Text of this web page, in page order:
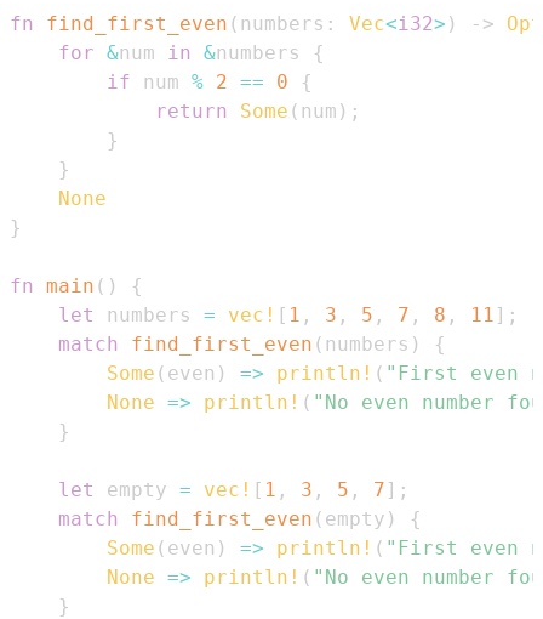
fn find_first_even ( numbers : Vec<i32> ) ->
for &num in &numbers
{
if num % 2 == 0
{
return
Some ( num ) ;
}
}
None
}
fn main ( )
{
let
numbers = vec! [ 1 , 3 , 5 , 7 , 8 , 11 ] ;
match
find_first_even ( numbers )
{
Some ( even ) => println! ( "First even
None => println! ( "No even number
}
let empty = vec! [ 1 , 3 , 5 , 7 ] ;
match
find_first_even ( empty )
{
Some ( even ) => println! ( "First even
None => println! ( "No even number
}